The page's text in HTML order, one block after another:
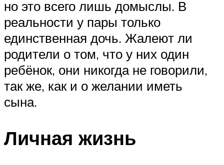
но это всего лишь домыслы. В
реальности у пары только
единственная дочь. Жалеют ли
родители о том, что у них один
ребёнок, они никогда не говорили,
так же, как и о желании иметь
сына.
Личная жизнь